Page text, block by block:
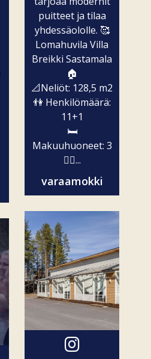
puitteet ja tilaa
yhdessäololle. 🥰
Lomahuvila Villa
Breikki Sastamala
🏠
📐Neliöt: 128,5 m2
👫 Henkilömäärä:
11+1
🛏️
Makuuhuoneet: 3
🧖‍♀️...
varaamokki